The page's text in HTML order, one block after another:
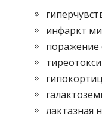
инфаркт
лактазная